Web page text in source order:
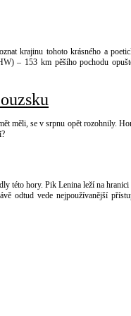
krajinu tohoto krásného a
– 153 km pěšího pochodu
měli, se v srpnu opět rozohnily.
této hory. Pik Lenina leží na hranici
odtud vede nejpoužívanější